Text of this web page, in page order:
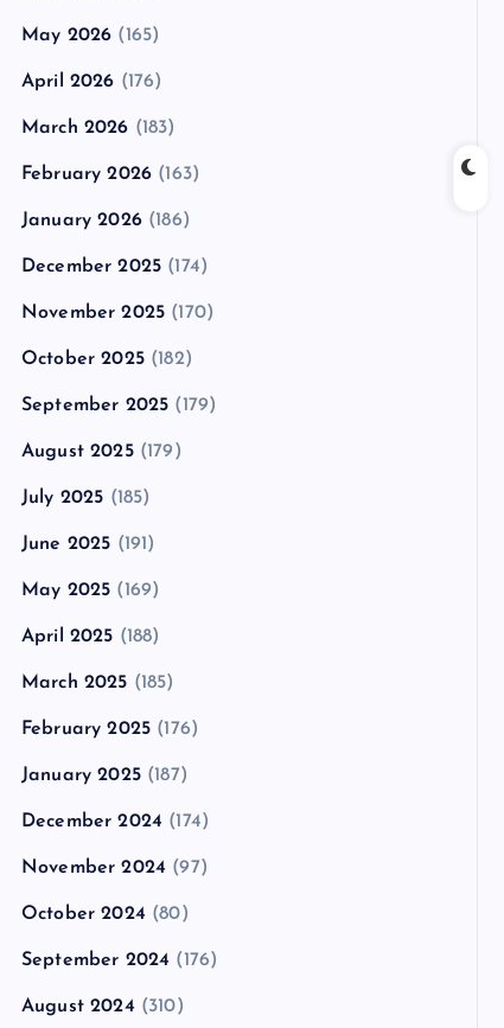
May 2026 (165)
April 2026 (176)
March 2026 (183)
February 2026 (163)
January 2026(186)
December 2025 (174)
November 2025 (170)
October 2025(182)
September 2025 (179)
August 2025(179)
July 2025 (185)
June 2025 (191)
May 2025 (169)
April 2025 (188)
March 2025 (185)
February 2025 (176)
January 2025(187)
December 2024 (174)
November 2024 (97)
October 2024 (80)
September 2024 (176)
August 2024 (310)